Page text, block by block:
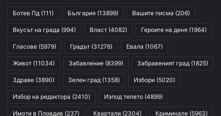
Ботев Пд (111) България (13899) Вашите писма (206)
Вкусът на града (994) Власт (4082) Героите на деня (1964)
Гласове (5979) Градът (31276) Евала (1067)
Живот (11034) Забавление (8399) Забравеният град (1825)
Здраве (3890) Зелен град (1358) Избори (5020)
Избор на редактора (2410) Изпод тепето (4899)
Имоти в Пловдив (237) Квартали (2304) Криминале (5963)